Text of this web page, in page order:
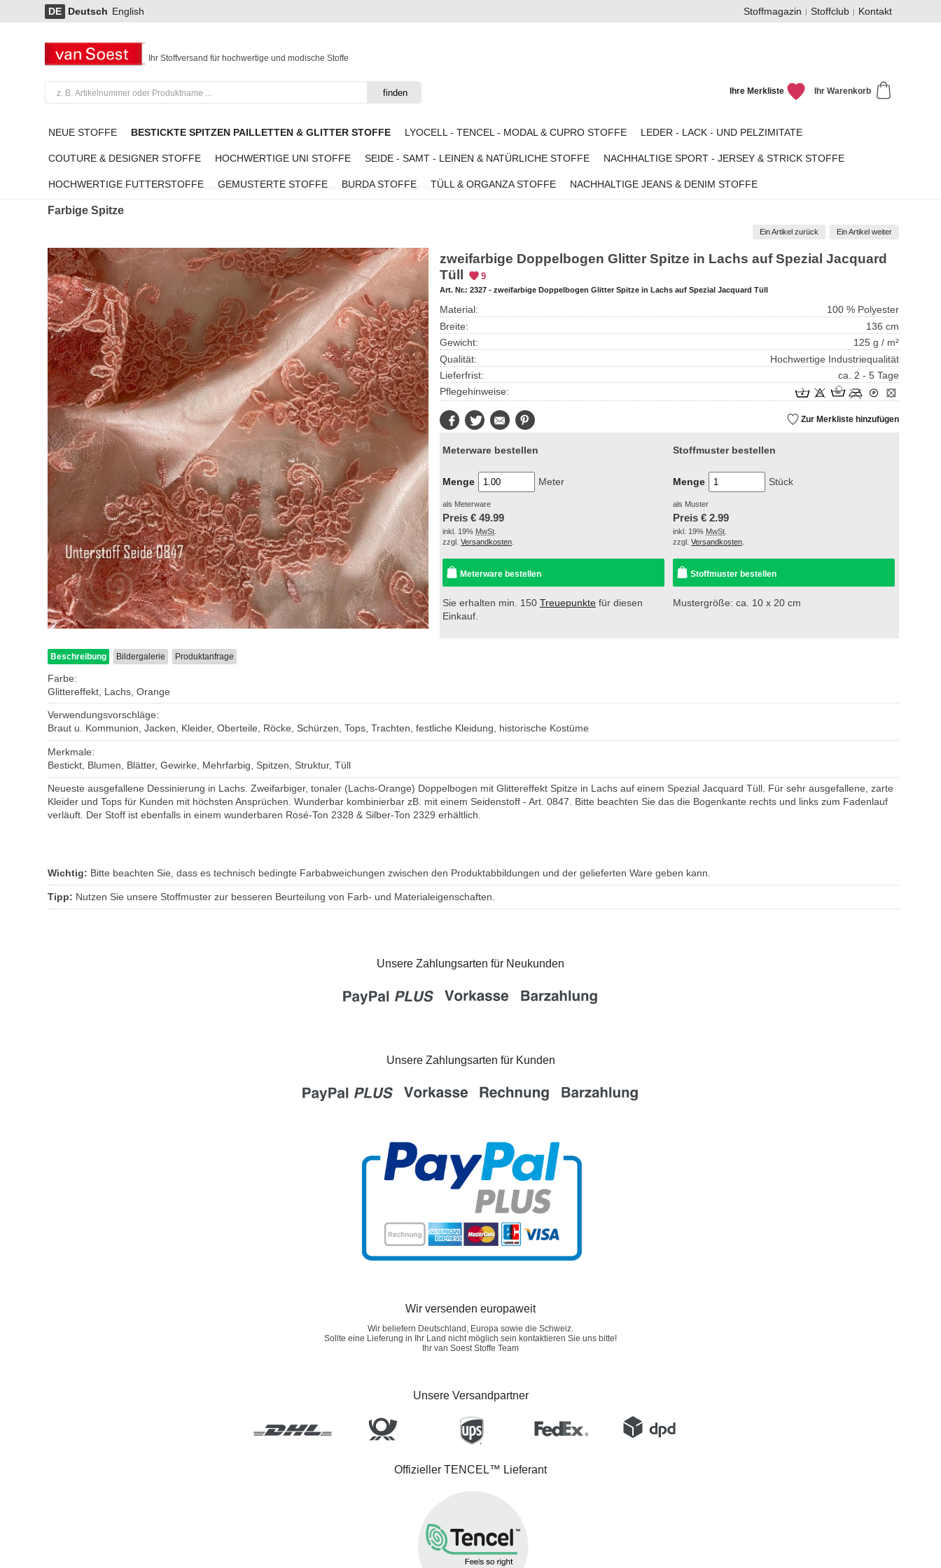
DE Deutsch English Stoffmagazin Stoffclub Kontakt
Ihr Stoffversand für hochwertige und modische Stoffe
Ihr Warenkorb
Ihre Merkliste
NEUE STOFFE BESTICKTE SPITZEN PAILLETTEN & GLITTER STOFFE LYOCELL - TENCEL - MODAL & CUPRO STOFFE LEDER - LACK - UND PELZIMITATE
COUTURE & DESIGNER STOFFE HOCHWERTIGE UNI STOFFE SEIDE - SAMT - LEINEN & NATÜRLICHE STOFFE NACHHALTIGE SPORT - JERSEY & STRICK STOFFE
HOCHWERTIGE FUTTERSTOFFE GEMUSTERTE STOFFE BURDA STOFFE TÜLL & ORGANZA STOFFE NACHHALTIGE JEANS & DENIM STOFFE
Bestickte Spitzen Pailletten & Glitter Stoffe /Farbige Spitze /zweifarbige Doppelbogen Glitter Spitze in Lachs auf Spezial Jacquard Tüll
Farbige Spitze
Ein Artikel zurück Ein Artikel weiter
zweifarbige Doppelbogen Glitter Spitze in Lachs auf Spezial Jacquard
Tüll
9
Art. Nr.: 2327 - zweifarbige Doppelbogen Glitter Spitze in Lachs auf Spezial Jacquard Tüll
Material:
100 % Polyester
Breite:
136 cm
Gewicht:
125 g / m²
Qualität:
Hochwertige Industriequalität
Lieferfrist:
ca. 2 - 5 Tage
Pflegehinweise:
FacebookTwitter E-
Mail
Zur Merkliste hinzufügen
Meterware bestellen
Menge Meter
als Meterware
Preis € 49.99
inkl. 19% MwSt
zzgl. Versandkosten
Meterware bestellen
Sie erhalten min. 150 Treuepunkte für diesen
Einkauf.
Stoffmuster bestellen
Menge Stück
als Muster
Preis €2.99
inkl. 19% MwSt
zzgl.Versandkosten
Stoffmuster bestellen
Mustergröße: ca. 10 x 20 cm
Beschreibung Bildergalerie Produktanfrage
Farbe:
Glittereffekt, Lachs, Orange
Verwendungsvorschläge:
Braut u. Kommunion, Jacken, Kleider, Oberteile, Röcke, Schürzen, Tops, Trachten, festliche Kleidung, historische Kostüme
Merkmale:
Bestickt, Blumen, Blätter, Gewirke, Mehrfarbig, Spitzen, Struktur, Tüll
Neueste ausgefallene Dessinierung in Lachs. Zweifarbiger, tonaler (Lachs-Orange) Doppelbogen mit Glittereffekt Spitze in Lachs auf einem Spezial Jacquard Tüll. Für sehr ausgefallene, zarte
Kleider und Tops für Kunden mit höchsten Ansprüchen. Wunderbar kombinierbar zB. mit einem Seidenstoff - Art. 0847. Bitte beachten Sie das die Bogenkante rechts und links zum Fadenlauf
verläuft. Der Stoff ist ebenfalls in einem wunderbaren Rosé-Ton 2328 & Silber-Ton 2329 erhältlich.
Wichtig: Bitte beachten Sie, dass es technisch bedingte Farbabweichungen zwischen den Produktabbildungen und der gelieferten Ware geben kann.
Tipp: Nutzen Sie unsere Stoffmuster zur besseren Beurteilung von Farb- und Materialeigenschaften.
Unsere Zahlungsarten für Neukunden
Unsere Zahlungsarten für Kunden
Wir versenden europaweit
Wir beliefern Deutschland, Europa sowie die Schweiz.
Sollte eine Lieferung in Ihr Land nicht möglich sein kontaktieren Sie uns bitte!
Ihr van Soest Stoffe Team
Unsere Versandpartner
Offizieller TENCEL™ Lieferant